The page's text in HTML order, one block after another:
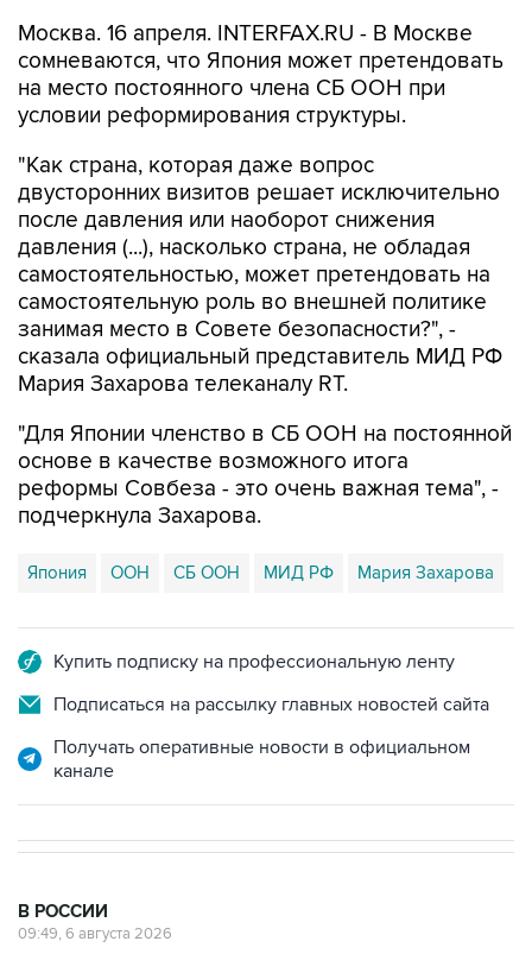
Москва. 16 апреля. INTERFAX.RU - В Москве
сомневаются, что Япония может претендовать
на место постоянного члена СБ ООН при
условии реформирования структуры.
"Как страна, которая даже вопрос
двусторонних визитов решает исключительно
после давления или наоборот снижения
давления (...), насколько страна, не обладая
самостоятельностью, может претендовать на
самостоятельную роль во внешней политике
занимая место в Совете безопасности?", -
сказала официальный представитель МИД РФ
Мария Захарова телеканалу RT.
"Для Японии членство в СБ ООН на постоянной
основе в качестве возможного итога
реформы Совбеза - это очень важная тема", -
подчеркнула Захарова.
Япония ООН СБ ООН МИД РФ Мария Захарова
Купить подписку на профессиональную ленту
Подписаться на рассылку главных новостей сайта
Получать оперативные новости в официальном
канале
В РОССИИ
09:49, 6 августа 2026